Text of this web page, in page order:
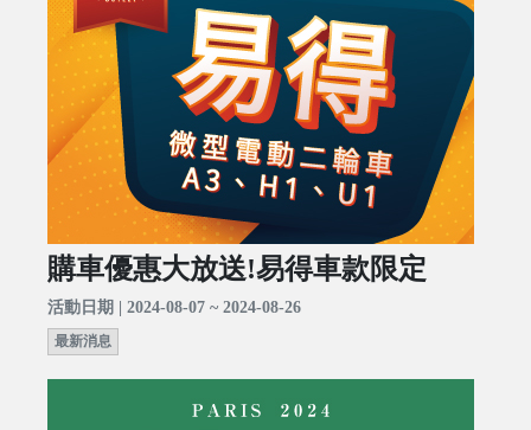
購車優惠大放送!易得車款限定
活動日期 | 2024-08-07 ~ 2024-08-26
最新消息